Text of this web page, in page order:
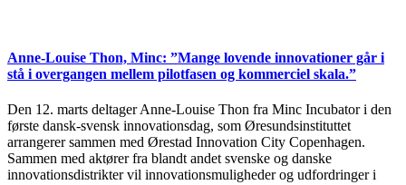
Anne-Louise Thon, Minc: ”Mange lovende innovationer går i
stå i overgangen mellem pilotfasen og kommerciel skala.”
Den 12. marts deltager Anne-Louise Thon fra Minc Incubator i den
første dansk-svensk innovationsdag, som Øresundsinstituttet
arrangerer sammen med Ørestad Innovation City Copenhagen.
Sammen med aktører fra blandt andet svenske og danske
innovationsdistrikter vil innovationsmuligheder og udfordringer i